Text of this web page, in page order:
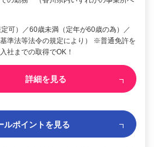
可）／60歳未満（定年が60歳の為）／
準法等法令の規定により） ※普通免許を
社までの取得でOK！
詳細を見る
ルポイントを見る